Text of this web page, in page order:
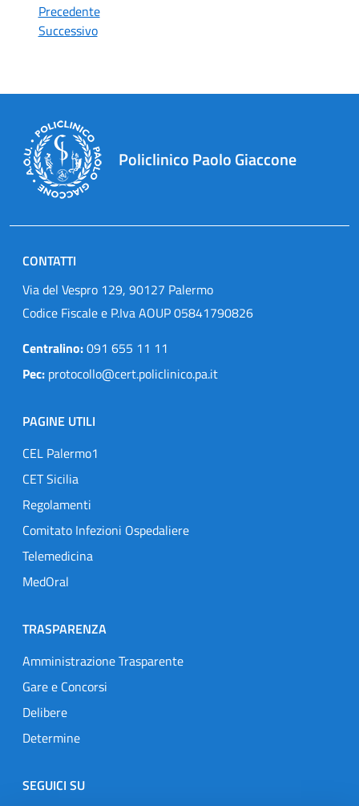
Precedente
Successivo
Policlinico Paolo Giaccone
CONTATTI
Via del Vespro 129, 90127 Palermo
Codice Fiscale e P.Iva AOUP 05841790826
Centralino:091 655 11 11
Pec: protocollo@cert.policlinico.pa.it
PAGINE UTILI
CEL Palermo1
CET Sicilia
Regolamenti
Comitato Infezioni Ospedaliere
Telemedicina
MedOral
TRASPARENZA
Amministrazione Trasparente
Gare e Concorsi
Delibere
Determine
SEGUICI SU